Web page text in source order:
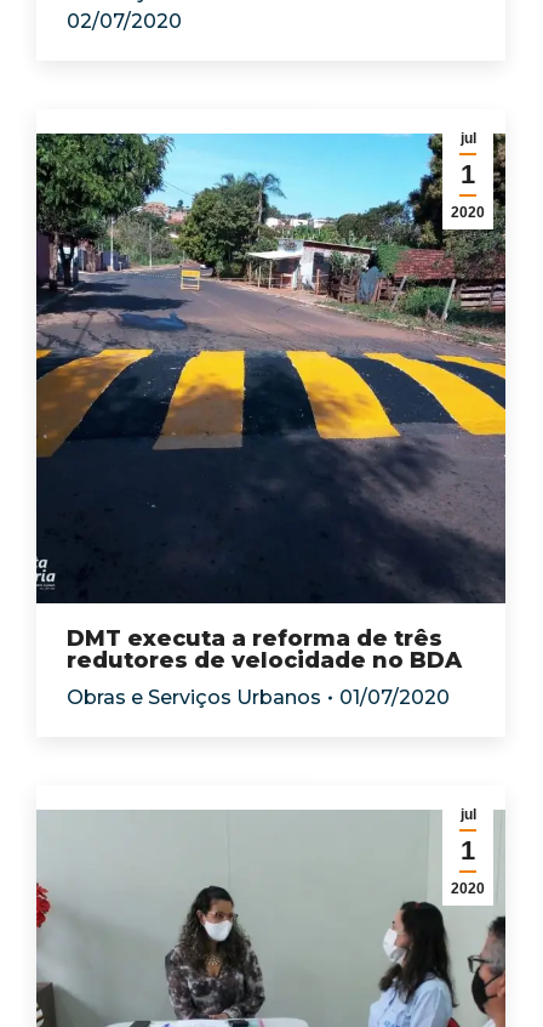
02/07/2020
jul
1
2020
DMT executa a reforma de três
redutores de velocidade no BDA
Obras e Serviços Urbanos 01/07/2020
jul
1
2020